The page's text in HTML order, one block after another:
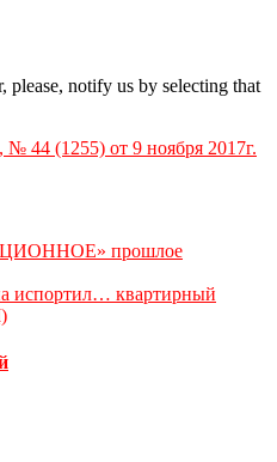
please, notify us by selecting that
№ 44 (1255) от 9 ноября 2017г.
прошлое
испортил… квартирный